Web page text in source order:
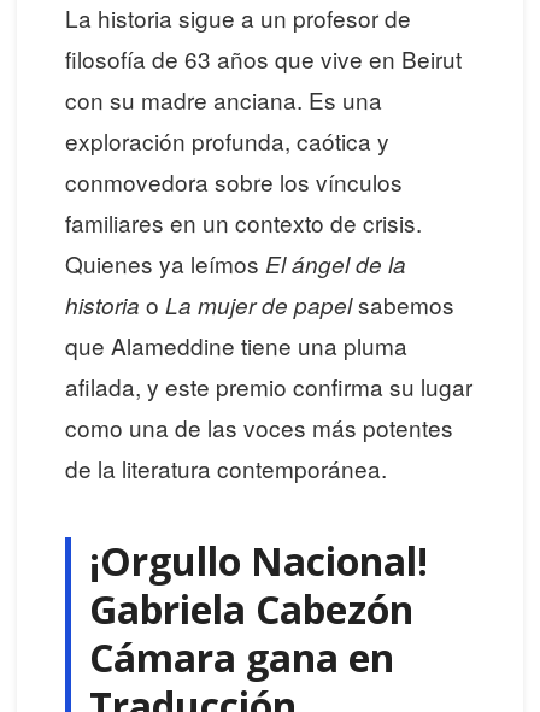
La historia sigue a un profesor de
filosofía de 63 años que vive en Beirut
con su madre anciana. Es una
exploración profunda, caótica y
conmovedora sobre los vínculos
familiares en un contexto de crisis.
Quienes ya leímos El ángel de la
historia o La mujer de papelsabemos
que Alameddine tiene una pluma
afilada, y este premio confirma su lugar
como una de las voces más potentes
de la literatura contemporánea.
¡Orgullo Nacional!
Gabriela Cabezón
Cámara gana en